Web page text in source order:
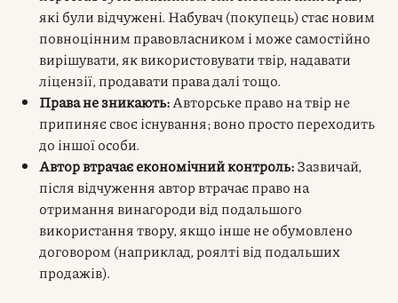
які були відчужені. Набувач (покупець) стає новим
повноцінним правовласником і може самостійно
вирішувати, як використовувати твір, надавати
ліцензії, продавати права далі тощо.
Права не зникають:Авторське право на твір не
припиняє своє існування; воно просто переходить
до іншої особи.
Автор втрачає економічний контроль:Зазвичай,
після відчуження автор втрачає право на
отримання винагороди від подальшого
використання твору, якщо інше не обумовлено
договором (наприклад, роялті від подальших
продажів).